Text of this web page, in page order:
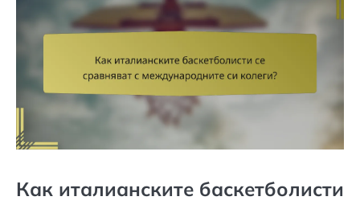
Как италианските баскетболисти